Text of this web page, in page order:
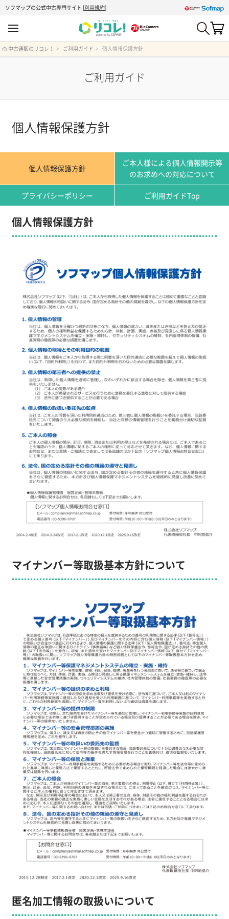
ソフマップの公式中古専門サイト [利用規約]
中古通販のリコレ！ ご利用ガイド 個人情報保護方針
ご利用ガイド
個人情報保護方針
個人情報保護方針
ご本人様による個人情報開示等
のお求めへの対応について
プライバシーポリシー ご利用ガイドTop
個人情報保護方針
マイナンバー等取扱基本方針について
匿名加工情報の取扱いについて